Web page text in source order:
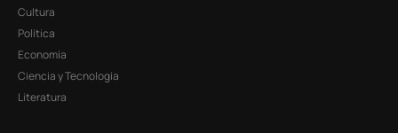
Cultura
Política
Economía
Ciencia y Tecnología
Literatura